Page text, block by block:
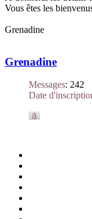
Vous êtes les
Grenadine
Grenadine
Messages: 242
Date